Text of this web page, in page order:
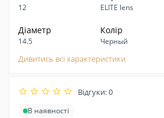
12 ELITE lens
Діаметр
14.5
Колір
Черный
Дивитись всі характеристики
Відгуки: 0
В наявності